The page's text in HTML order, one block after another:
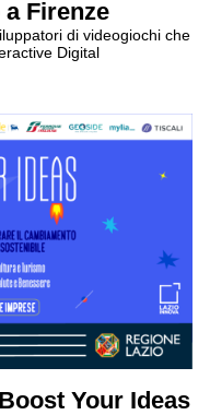
Firenze
di videogiochi che
Digital
Your Ideas